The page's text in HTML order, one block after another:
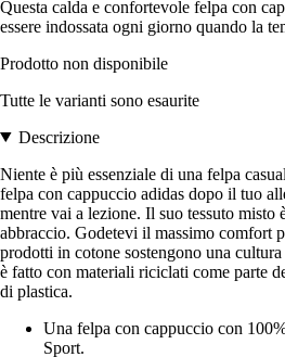
Questa calda e confortevole felpa con
essere indossata ogni giorno quando la
Prodotto non disponibile
Tutte le varianti sono esaurite
Descrizione
Niente è più essenziale di una felpa
felpa con cappuccio adidas dopo il tuo
mentre vai a lezione. Il suo tessuto misto
abbraccio. Godetevi il massimo comfort
prodotti in cotone sostengono una
è fatto con materiali riciclati come parte
di plastica.
Una felpa con cappuccio con
Sport.